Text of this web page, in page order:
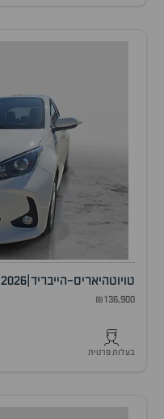
טויוטהיאריס-הייבריד 2026
₪136,900
בעלות פרטית